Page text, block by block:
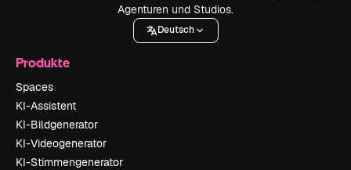
Agenturen und Studios.
Deutsch
Produkte
Spaces
KI-Assistent
KI-Bildgenerator
KI-Videogenerator
KI-Stimmengenerator